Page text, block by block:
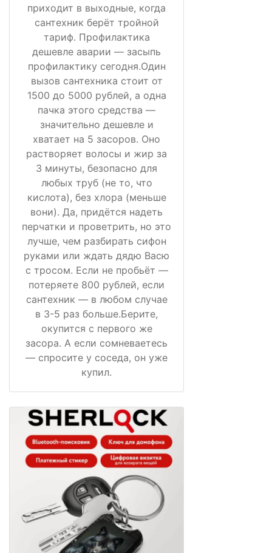
приходит в выходные, когда
сантехник берёт тройной
тариф. Профилактика
дешевле аварии — засыпь
профилактику сегодня.Один
вызов сантехника стоит от
1500 до 5000 рублей, а одна
пачка этого средства —
значительно дешевле и
хватает на 5 засоров. Оно
растворяет волосы и жир за
3 минуты, безопасно для
любых труб (не то, что
кислота), без хлора (меньше
вони). Да, придётся надеть
перчатки и проветрить, но это
лучше, чем разбирать сифон
руками или ждать дядю Васю
с тросом. Если не пробьёт —
потеряете 800 рублей, если
сантехник — в любом случае
в 3-5 раз больше.Берите,
окупится с первого же
засора. А если сомневаетесь
— спросите у соседа, он уже
купил.